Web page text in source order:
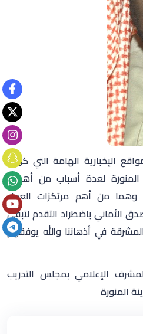
الإخبارية الهامة التي كونت
المنورة لعدة أسباب من أهمها
وهما من أهم مرتكزات العمل
الأماني باضطراد التقدم لتبقى
في أذهاننا والله يوفقهم
الإعلامي بمجلس التدريب
المنورة